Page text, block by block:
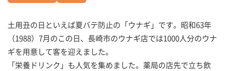
土用丑の日といえば夏バテ防止の「ウナギ」です。昭和63年
（1988）7月のこの日、長崎市のウナギ店では1000人分のウナ
ギを用意して客を迎えました。
「栄養ドリンク」も人気を集めました。薬局の店先で立ち飲